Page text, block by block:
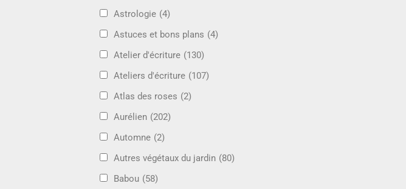
Astrologie (4)
Astuces et bons plans (4)
Atelier d'écriture (130)
Ateliers d'écriture (107)
Atlas des roses (2)
Aurélien (202)
Automne (2)
Autres végétaux du jardin (80)
Babou (58)